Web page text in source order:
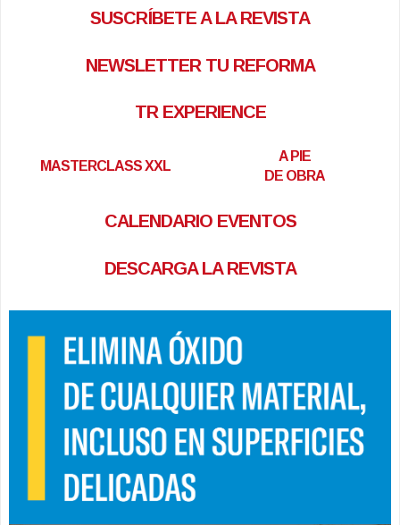
SUSCRÍBETE A LA REVISTA
NEWSLETTER TU REFORMA
TR EXPERIENCE
MASTERCLASS XXL
A PIE
DE OBRA
CALENDARIO EVENTOS
DESCARGA LA REVISTA